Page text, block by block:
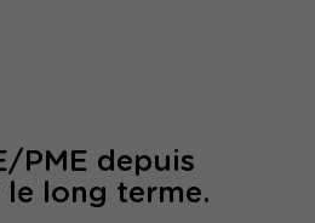
PME depuis
le long terme.